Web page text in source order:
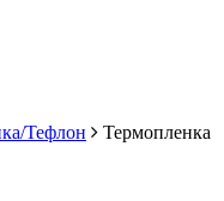
Тефлон
Термопленка